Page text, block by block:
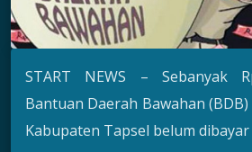
START NEWS – Sebanyak
Bantuan Daerah Bawahan
Kabupaten Tapsel belum